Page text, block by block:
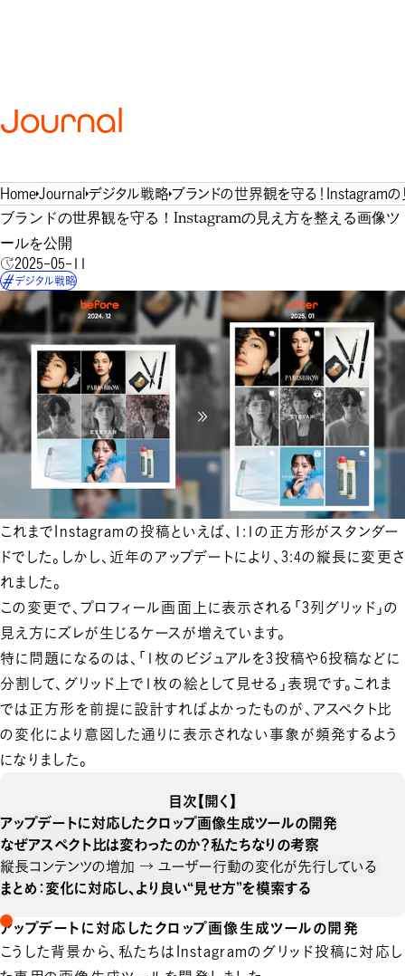
Journal
HomeJournal デジタル戦略 ブランドの世界観を守る！Instagram
ブランドの世界観を守る！Instagramの見え方を整える画像ツ
ールを公開
2025-05-11
デジタル戦略
これまでInstagramの投稿といえば、1:1の正方形がスタンダー
ドでした。しかし、近年のアップデートにより、3:4の縦長に変更さ
れました。
この変更で、プロフィール画面上に表示される「3列グリッド」の
見え方にズレが生じるケースが増えています。
特に問題になるのは、「1枚のビジュアルを3投稿や6投稿などに
分割して、グリッド上で1枚の絵として見せる」表現です。これま
では正方形を前提に設計すればよかったものが、アスペクト比
の変化により意図した通りに表示されない事象が頻発するよう
になりました。
目次 【開く】
アップデートに対応したクロップ画像生成ツールの開発
なぜアスペクト比は変わったのか？私たちなりの考察
縦長コンテンツの増加 → ユーザー行動の変化が先行している
まとめ：変化に対応し、より良い“見せ方”を模索する
アップデートに対応したクロップ画像生成ツールの開発
こうした背景から、私たちはInstagramのグリッド投稿に対応し